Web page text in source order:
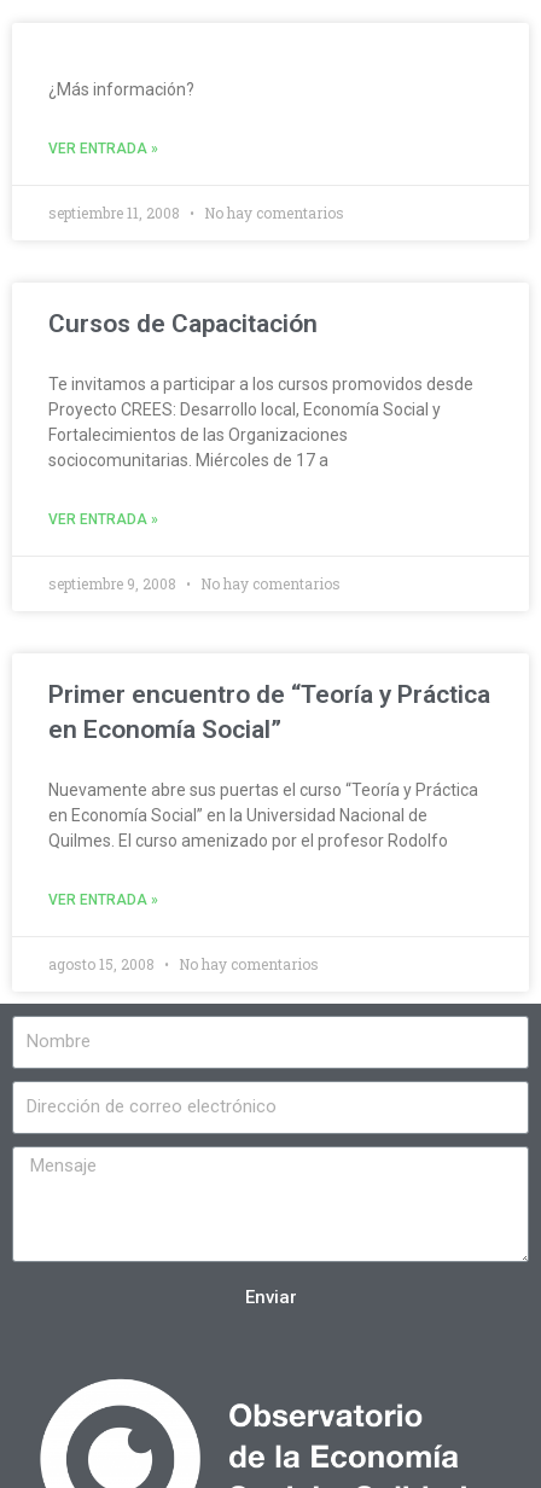
¿Más información?
VER ENTRADA »
septiembre 11, 2008 No hay comentarios
Cursos de Capacitación
Te invitamos a participar a los cursos promovidos desde
Proyecto CREES: Desarrollo local, Economía Social y
Fortalecimientos de las Organizaciones
sociocomunitarias. Miércoles de 17 a
VER ENTRADA »
septiembre 9, 2008 No hay comentarios
Primer encuentro de “Teoría y Práctica
en Economía Social”
Nuevamente abre sus puertas el curso “Teoría y Práctica
en Economía Social” en la Universidad Nacional de
Quilmes. El curso amenizado por el profesor Rodolfo
VER ENTRADA »
agosto 15, 2008 No hay comentarios
Enviar